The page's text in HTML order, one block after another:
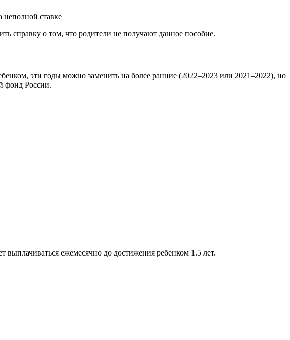
неполной ставке
справку о том, что родители не получают данное пособие.
эти годы можно заменить на более ранние (2022–2023 или 2021–2022), но
фонд России.
ежемесячно до достижения ребенком 1.5 лет.